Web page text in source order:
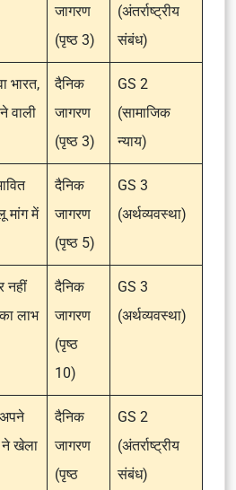
जागरण
(पृष्ठ 3)
(अंतर्राष्ट्रीय
संबंध)
भारत,
वाली
दैनिक
जागरण
(पृष्ठ 3)
GS 2
(सामाजिक
न्याय)
मांग में
दैनिक
जागरण
(पृष्ठ 5)
GS 3
(अर्थव्यवस्था)
नहीं
लाभ
दैनिक
जागरण
(पृष्ठ
10)
GS 3
(अर्थव्यवस्था)
अपने
ने खेला
दैनिक
जागरण
(पृष्ठ
GS 2
(अंतर्राष्ट्रीय
संबंध)